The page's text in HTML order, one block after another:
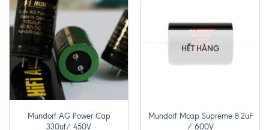
Mundorf AG Power Cap
330uf/ 450V
HẾT HÀNG
Mundorf Mcap Supreme 8.2uF
/ 600V